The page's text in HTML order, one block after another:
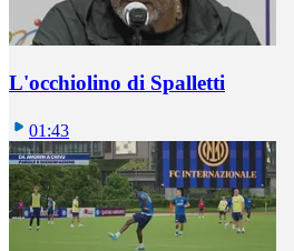
L'occhiolino di Spalletti
01:43